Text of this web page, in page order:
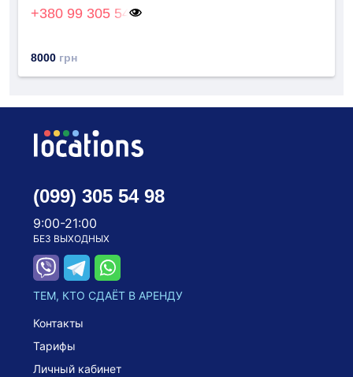
+380 99 305 54
8000 грн
(099) 305 54 98
9:00-21:00
БЕЗ ВЫХОДНЫХ
ТЕМ, КТО СДАЁТ В АРЕНДУ
Контакты
Тарифы
Личный кабинет